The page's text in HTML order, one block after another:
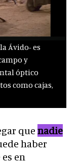
Ávido- es
y
óptico
como cajas,
que nadie
haber
en